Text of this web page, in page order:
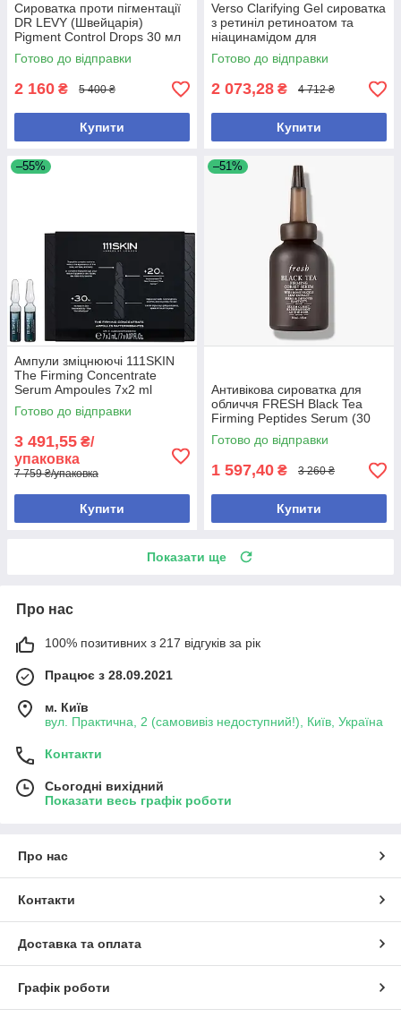
Сироватка проти пігментації
DR LEVY (Швейцарія)
Pigment Control Drops 30 мл
(без коробки, з набору)
Готово до відправки
2 160 ₴ 5 400 ₴
Купити
Verso Clarifying Gel сироватка
з ретиніл ретиноатом та
ніацинамідом для
проблемної шкіри, 30 мл (без
коробки, з набору)
Готово до відправки
2 073,28 ₴ 4 712 ₴
Купити
–55%
Ампули зміцнюючі 111SKIN
The Firming Concentrate
Serum Ampoules 7x2 ml
Готово до відправки
3 491,55 ₴/
упаковка
7 759 ₴/упаковка
Купити
–51%
Антивікова сироватка для
обличчя FRESH Black Tea
Firming Peptides Serum (30
мл)
Готово до відправки
1 597,40 ₴ 3 260 ₴
Купити
Показати ще
Про нас
100% позитивних з 217 відгуків за рік
Працює з 28.09.2021
м. Київ
вул. Практична, 2 (самовивіз недоступний!), Київ, Україна
Контакти
Сьогодні вихідний
Показати весь графік роботи
Про нас
Контакти
Доставка та оплата
Графік роботи